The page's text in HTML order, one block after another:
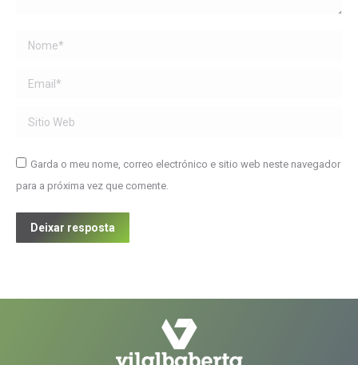
Name *
Email *
Sitio Web
Garda o meu nome, correo electrónico e sitio web neste navegador
para a próxima vez que comente.
Deixar resposta